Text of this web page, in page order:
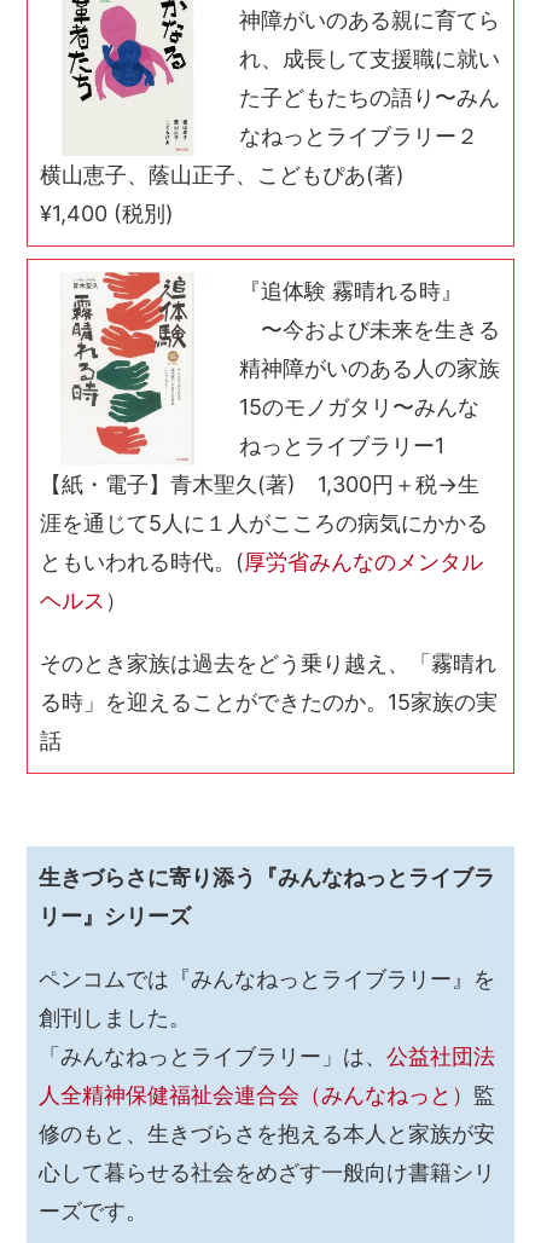
神障がいのある親に育てら
れ、成長して支援職に就い
た子どもたちの語り〜みん
なねっとライブラリー２
横山恵子、蔭山正子、こどもぴあ(著)
¥1,400 (税別)
『追体験 霧晴れる時』
〜今および未来を生きる
精神障がいのある人の家族
15のモノガタリ〜みんな
ねっとライブラリー1
【紙・電子】青木聖久(著) 1,300円＋税→生
涯を通じて5人に１人がこころの病気にかかる
ともいわれる時代。(厚労省みんなのメンタル
ヘルス ）
そのとき家族は過去をどう乗り越え、「霧晴れ
る時」を迎えることができたのか。15家族の実
話
生きづらさに寄り添う『みんなねっとライブラ
リー』シリーズ
ペンコムでは『みんなねっとライブラリー』を
創刊しました。
「みんなねっとライブラリー」は、公益社団法
人全精神保健福祉会連合会（みんなねっと） 監
修のもと、生きづらさを抱える本人と家族が安
心して暮らせる社会をめざす一般向け書籍シリ
ーズです。